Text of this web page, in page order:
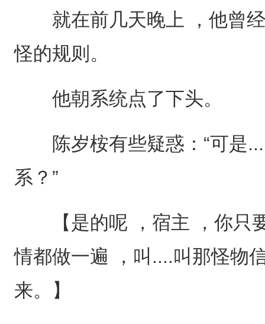
就在前几天晚上 ，他曾经
怪的规则。
他朝系统点了下头。
陈岁桉有些疑惑：“可是
系？”
【是的呢 ，宿主 ，你只
情都做一遍 ，叫....叫那怪物
来。】